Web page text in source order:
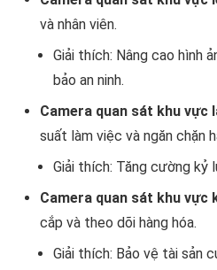
và nhân viên.
Giải thích: Nâng cao hình
bảo an ninh.
Camera quan sát khu vực
suất làm việc và ngăn chặn
Giải thích: Tăng cường kỷ
Camera quan sát khu vực
cắp và theo dõi hàng hóa.
Giải thích: Bảo vệ tài sản